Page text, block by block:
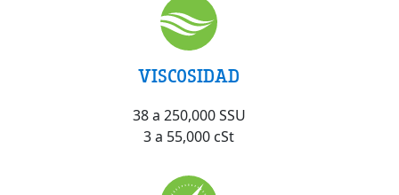
VISCOSIDAD
38 a 250,000 SSU
3 a 55,000 cSt